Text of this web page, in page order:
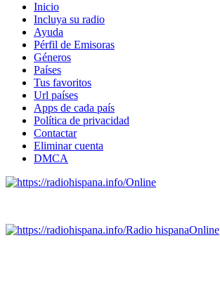
Inicio
Incluya su radio
Ayuda
Pérfil de Emisoras
Géneros
Países
Tus favoritos
Url países
Apps de cada país
Política de privacidad
Contactar
Eliminar cuenta
DMCA
Online
Radio hispanaOnline